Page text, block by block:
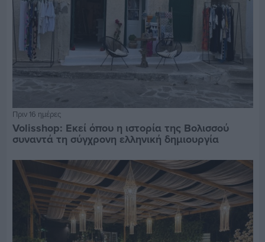
Πριν 16 ημέρες
Volisshop: Εκεί όπου η ιστορία της Βολισσού
συναντά τη σύγχρονη ελληνική δημιουργία